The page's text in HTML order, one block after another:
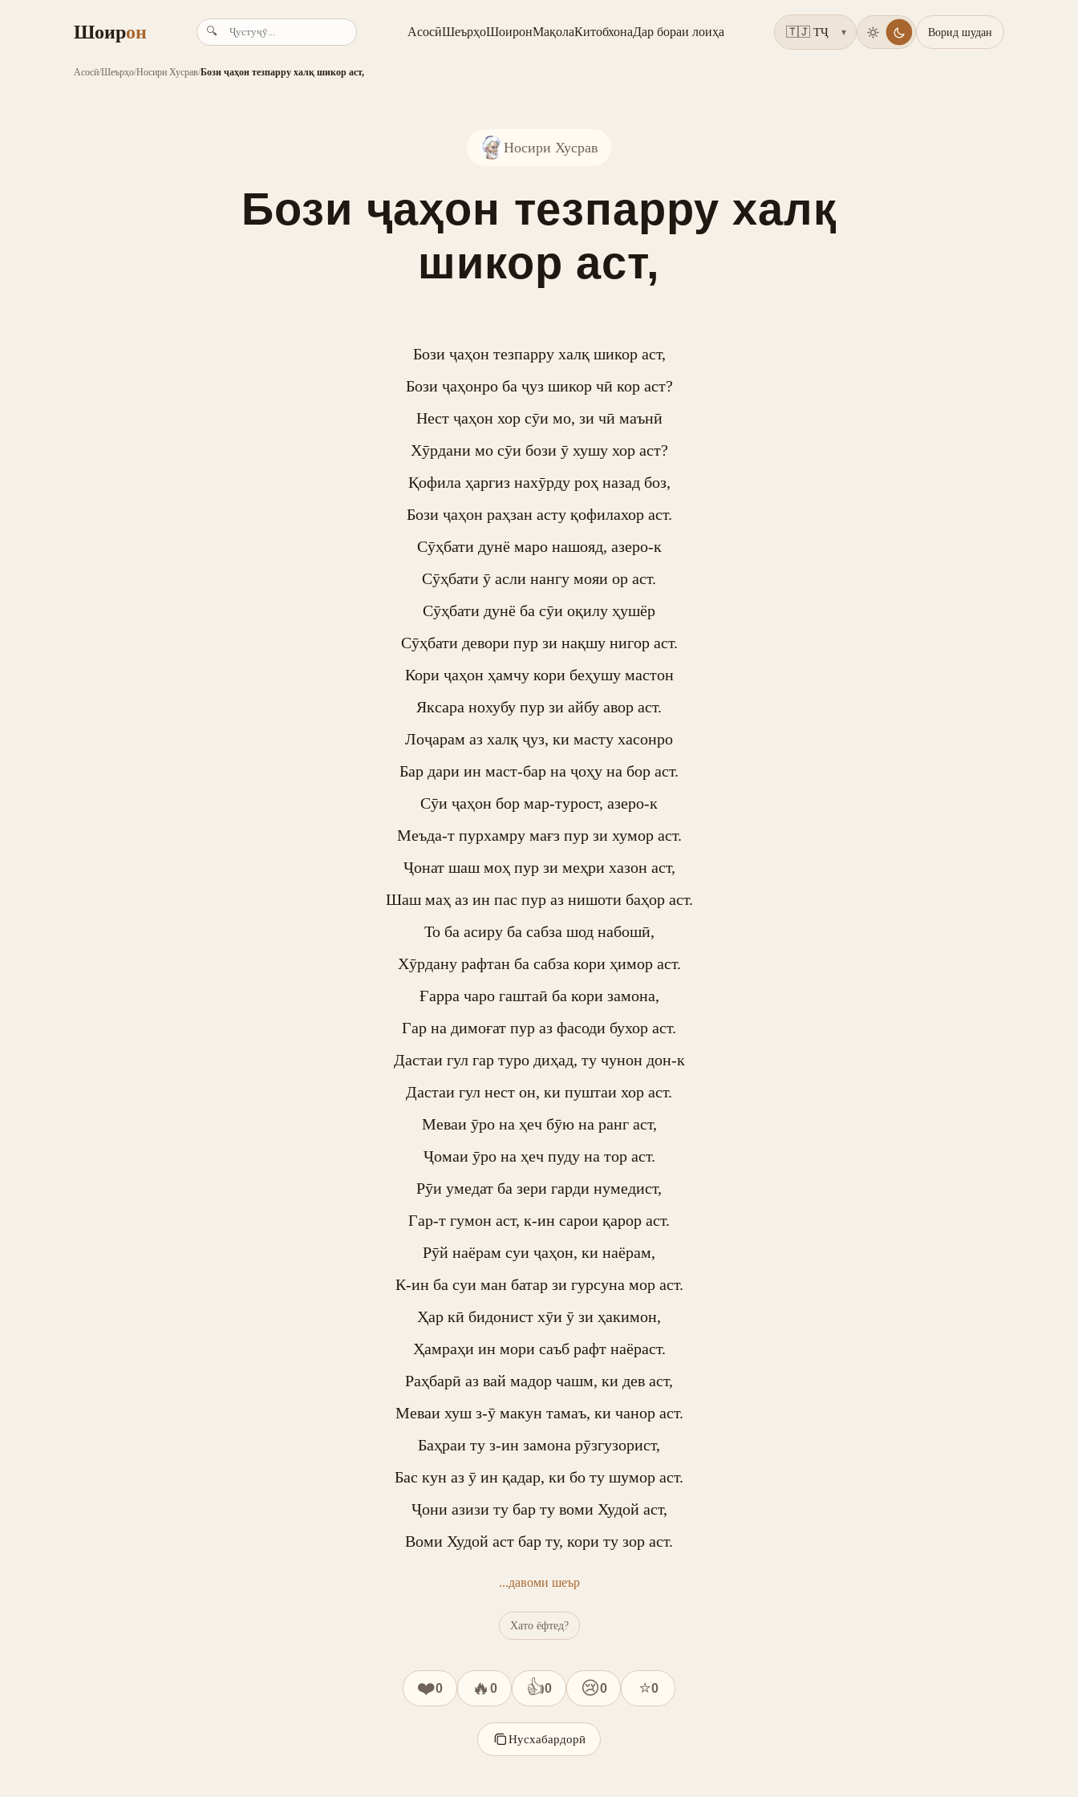
Шоирон 🔍 АсосӣШеърҳоШоиронМақолаКитобхонаДар бораи лоиҳа ▾ Ворид шудан
Асосӣ/Шеърҳо/Носири Хусрав/Бози ҷаҳон тезпарру халқ шикор аст,
Носири Хусрав
Бози ҷаҳон тезпарру халқ
шикор аст,
Бози ҷаҳон тезпарру халқ шикор аст,
Бози ҷаҳонро ба ҷуз шикор чӣ кор аст?
Нест ҷаҳон хор сӯи мо, зи чӣ маънӣ
Хӯрдани мо сӯи бози ӯ хушу хор аст?
Қофила ҳаргиз нахӯрду роҳ назад боз,
Бози ҷаҳон раҳзан асту қофилахор аст.
Сӯҳбати дунё маро нашояд, азеро-к
Сӯҳбати ӯ асли нангу мояи ор аст.
Сӯҳбати дунё ба сӯи оқилу ҳушёр
Сӯҳбати девори пур зи нақшу нигор аст.
Кори ҷаҳон ҳамчу кори беҳушу мастон
Яксара нохубу пур зи айбу авор аст.
Лоҷарам аз халқ ҷуз, ки масту хасонро
Бар дари ин маст-бар на ҷоҳу на бор аст.
Сӯи ҷаҳон бор мар-турост, азеро-к
Меъда-т пурхамру мағз пур зи хумор аст.
Ҷонат шаш моҳ пур зи меҳри хазон аст,
Шаш маҳ аз ин пас пур аз нишоти баҳор аст.
То ба асиру ба сабза шод набошӣ,
Хӯрдану рафтан ба сабза кори ҳимор аст.
Ғарра чаро гаштаӣ ба кори замона,
Гар на димоғат пур аз фасоди бухор аст.
Дастаи гул гар туро диҳад, ту чунон дон-к
Дастаи гул нест он, ки пуштаи хор аст.
Меваи ӯро на ҳеч бӯю на ранг аст,
Ҷомаи ӯро на ҳеч пуду на тор аст.
Рӯи умедат ба зери гарди нумедист,
Гар-т гумон аст, к-ин сарои қарор аст.
Рӯй наёрам суи ҷаҳон, ки наёрам,
К-ин ба суи ман батар зи гурсуна мор аст.
Ҳар кӣ бидонист хӯи ӯ зи ҳакимон,
Ҳамраҳи ин мори саъб рафт наёраст.
Раҳбарӣ аз вай мадор чашм, ки дев аст,
Меваи хуш з-ӯ макун тамаъ, ки чанор аст.
Баҳраи ту з-ин замона рӯзгузорист,
Бас кун аз ӯ ин қадар, ки бо ту шумор аст.
Ҷони азизи ту бар ту воми Худой аст,
Воми Худой аст бар ту, кори ту зор аст.
...давоми шеър
Хато ёфтед?
❤️0 🔥 0 👍0 😢0 ⭐0
Нусхабардорӣ